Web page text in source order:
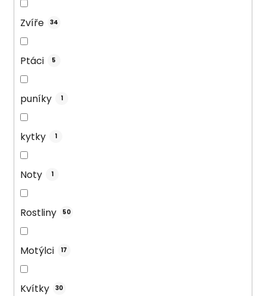
Zvíře 34
Ptáci 5
puníky 1
kytky 1
Noty 1
Rostliny 50
Motýlci 17
Kvítky 30